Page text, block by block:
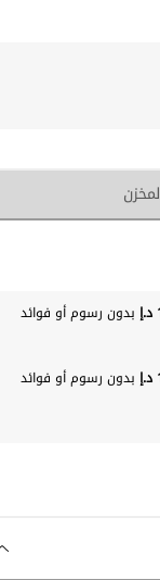
بدون رسوم أو فوائد
بدون رسوم أو فوائد